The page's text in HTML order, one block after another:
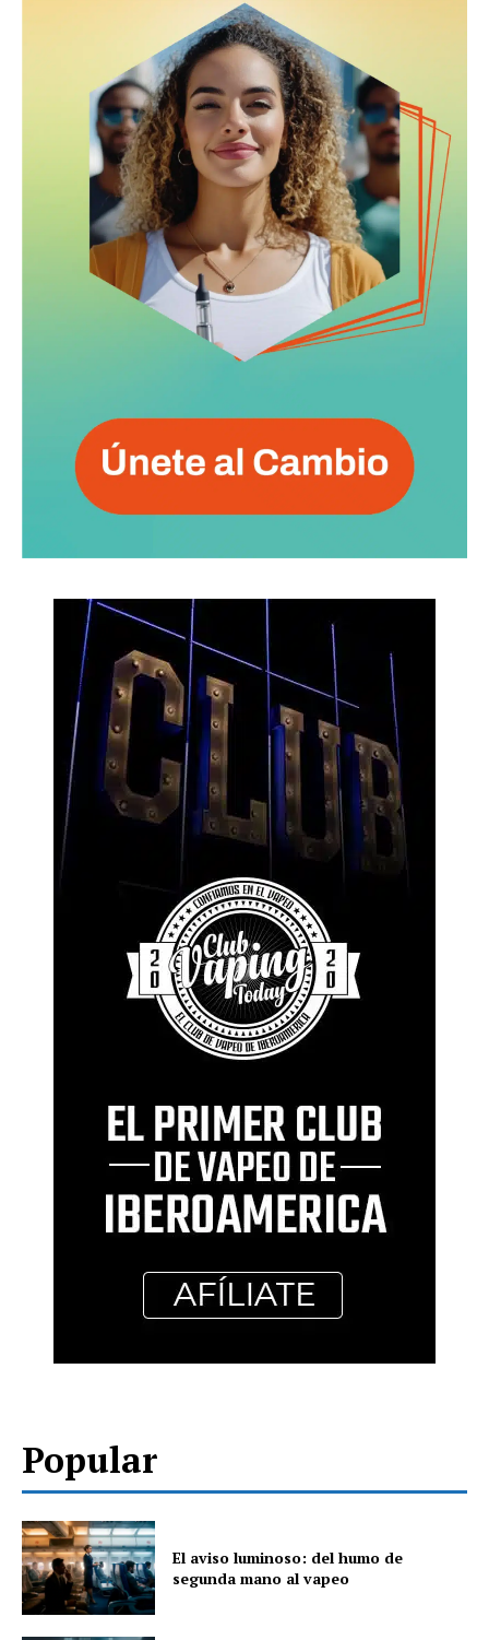
Popular
El aviso luminoso: del humo de
segunda mano al vapeo